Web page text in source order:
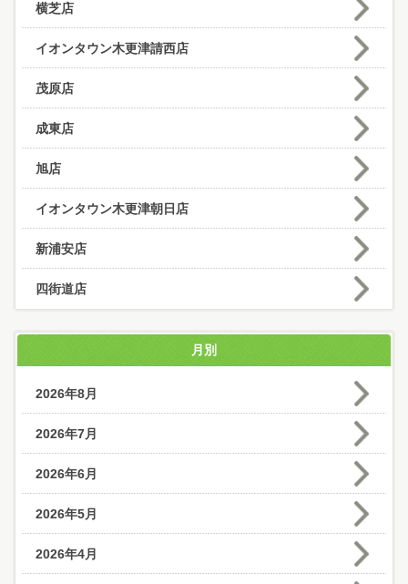
横芝店
イオンタウン木更津請西店
茂原店
成東店
旭店
イオンタウン木更津朝日店
新浦安店
四街道店
月別
2026年8月
2026年7月
2026年6月
2026年5月
2026年4月